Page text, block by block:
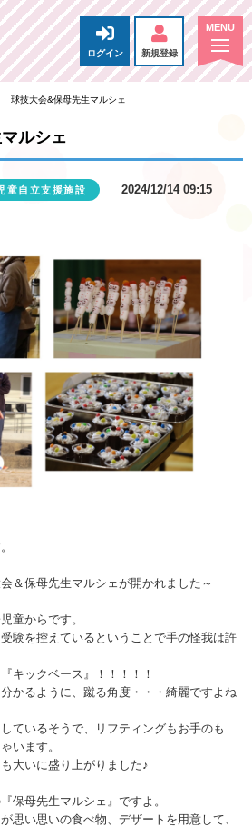
ログイン 新規登録
球技大会&保母先生マルシェ
ルシェ
童自立支援施設 2024/12/14 09:15
＆保母先生マルシェが開かれました～
童からです。
験を控えているということで手の怪我は許
キックベース』！！！！！
かるように、蹴る角度・・・綺麗ですよね
ているそうで、リフティングもお手のも
います。
大いに盛り上がりました♪
保母先生マルシェ』ですよ。
思い思いの食べ物、デザートを用意して、